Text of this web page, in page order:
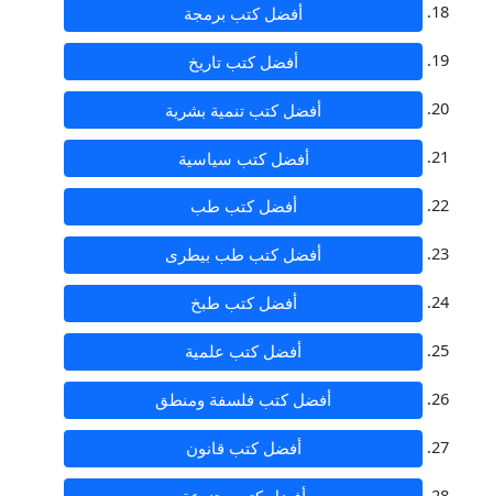
أفضل كتب برمجة
أفضل كتب تاريخ
أفضل كتب تنمية بشرية
أفضل كتب سياسية
أفضل كتب طب
أفضل كتب طب بيطرى
أفضل كتب طبخ
أفضل كتب علمية
أفضل كتب فلسفة ومنطق
أفضل كتب قانون